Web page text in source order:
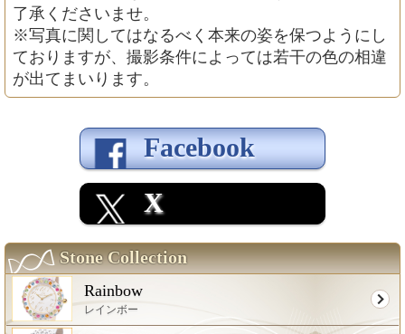
了承くださいませ。
※写真に関してはなるべく本来の姿を保つようにし
ておりますが、撮影条件によっては若干の色の相違
が出てまいります。
Facebook
X
Stone Collection
Rainbow
レインボー